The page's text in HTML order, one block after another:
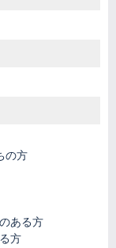
の方
ある方
方